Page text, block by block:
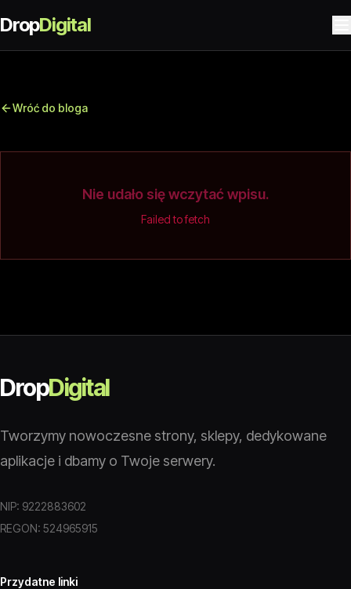
DropDigital
Wróć do bloga
Nie udało się wczytać wpisu.
Failed to fetch
DropDigital
Tworzymy nowoczesne strony, sklepy, dedykowane
aplikacje i dbamy o Twoje serwery.
NIP: 9222883602
REGON: 524965915
Przydatne linki